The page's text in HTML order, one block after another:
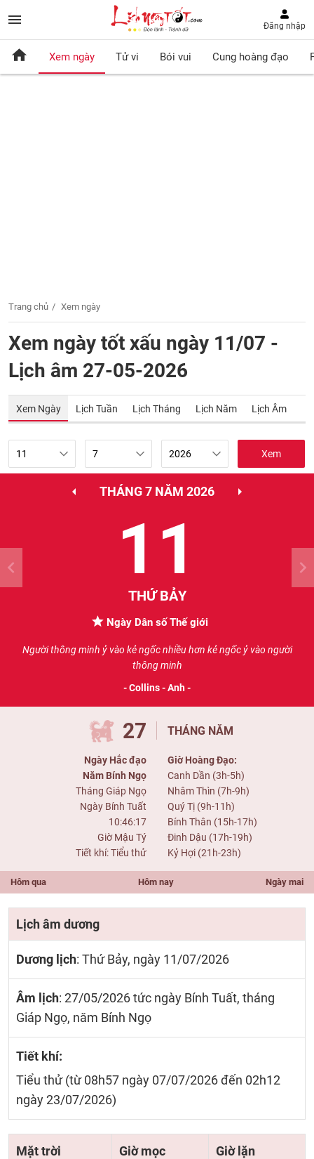
Đăng nhập
Xem ngày Tử vi Bói vui Cung hoàng đạo
Trang chủ Xem ngày
Xem ngày tốt xấu ngày 11/07 -
Lịch âm 27-05-2026
Xem Ngày Lịch Tuần Lịch Tháng Lịch Năm Lịch Âm
Xem
THÁNG 7 NĂM 2026
11
THỨ BẢY
Ngày Dân số Thế giới
Người thông minh ỷ vào kẻ ngốc nhiều hơn kẻ ngốc ỷ vào người
thông minh
- Collins - Anh -
27
Ngày Hắc đạo
Năm Bính Ngọ
Tháng Giáp Ngọ
Ngày Bính Tuất
10:46:17
Giờ Mậu Tý
Tiết khí: Tiểu thử
THÁNG NĂM
Giờ Hoàng Đạo:
Canh Dần (3h-5h)
Nhâm Thìn (7h-9h)
Quý Tị (9h-11h)
Bính Thân (15h-17h)
Đinh Dậu (17h-19h)
Kỷ Hợi (21h-23h)
Hôm qua Hôm nay Ngày mai
Lịch âm dương
Dương lịch: Thứ Bảy, ngày 11/07/2026
Âm lịch: 27/05/2026 tức ngày Bính Tuất, tháng
Giáp Ngọ, năm Bính Ngọ
Tiết khí:
Tiểu thử (từ 08h57 ngày 07/07/2026 đến 02h12
ngày 23/07/2026)
Mặt trời Giờ mọc Giờ lặn